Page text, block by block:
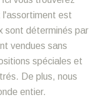
l'assortiment est
sont déterminés par
vendues sans
spéciales et
De plus, nous
entier.